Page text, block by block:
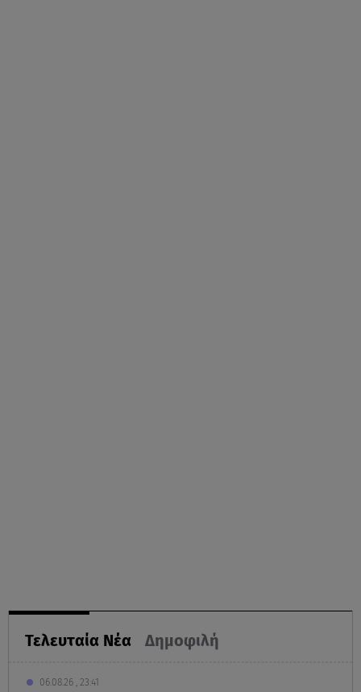
Τελευταία Νέα Δημοφιλή
06.08.26 , 23:41